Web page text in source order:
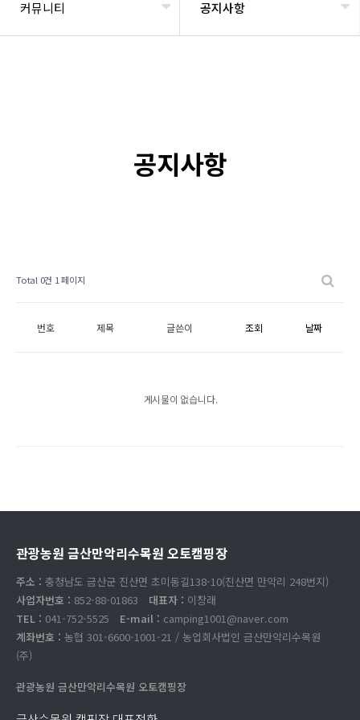
커뮤니티 공지사항
공지사항
Total 0건 1 페이지
번호 제목 글쓴이 조회 날짜
게시물이 없습니다.
관광농원 금산만악리수목원 오토캠핑장
주소 : 충청남도 금산군 진산면 초미동길138-10(진산면 만악리 248번지)
사업자번호 : 852-88-01863 대표자 : 이창래
TEL : 041-752-5525 E-mail : camping1001@naver.com
계좌번호 : 농협 301-6600-1001-21 / 농업회사법인 금산만악리수목원
(주)
관광농원 금산만악리수목원 오토캠핑장